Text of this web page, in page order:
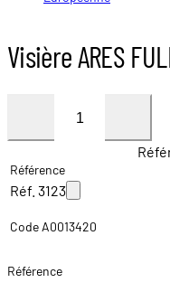
Visière ARES
Référence
Réf. 3123
Code A0013420
Référence